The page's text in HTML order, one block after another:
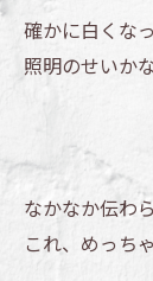
確かに白くな
照明のせいか
なかなか伝わ
これ、めっち